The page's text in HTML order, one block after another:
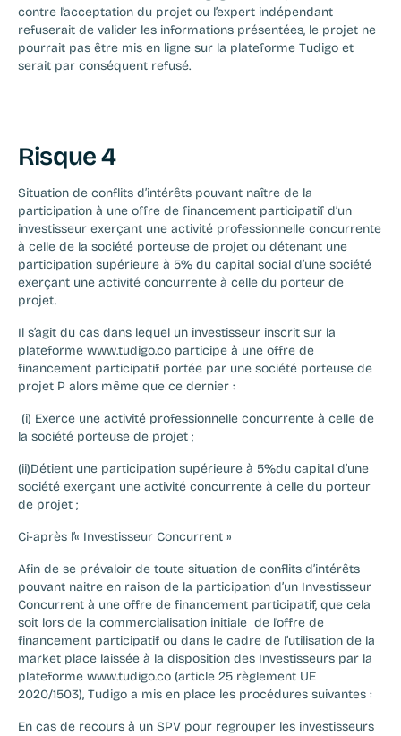
contre l’acceptation du projet ou l’expert indépendant
refuserait de valider les informations présentées, le projet ne
pourrait pas être mis en ligne sur la plateforme Tudigo et
serait par conséquent refusé.
Risque 4
Situation de conflits d’intérêts pouvant naître de la
participation à une offre de financement participatif d’un
investisseur exerçant une activité professionnelle concurrente
à celle de la société porteuse de projet ou détenant une
participation supérieure à 5% du capital social d’une société
exerçant une activité concurrente à celle du porteur de
projet.
Il s’agit du cas dans lequel un investisseur inscrit sur la
plateforme www.tudigo.co participe à une offre de
financement participatif portée par une société porteuse de
projet P alors même que ce dernier :
(i) Exerce une activité professionnelle concurrente à celle de
la société porteuse de projet ;
(ii)Détient une participation supérieure à 5%du capital d’une
société exerçant une activité concurrente à celle du porteur
de projet ;
Ci-après l’« Investisseur Concurrent »
Afin de se prévaloir de toute situation de conflits d’intérêts
pouvant naitre en raison de la participation d’un Investisseur
Concurrent à une offre de financement participatif, que cela
soit lors de la commercialisation initiale  de l’offre de
financement participatif ou dans le cadre de l’utilisation de la
market place laissée à la disposition des Investisseurs par la
plateforme www.tudigo.co (article 25 règlement UE
2020/1503), Tudigo a mis en place les procédures suivantes :
En cas de recours à un SPV pour regrouper les investisseurs